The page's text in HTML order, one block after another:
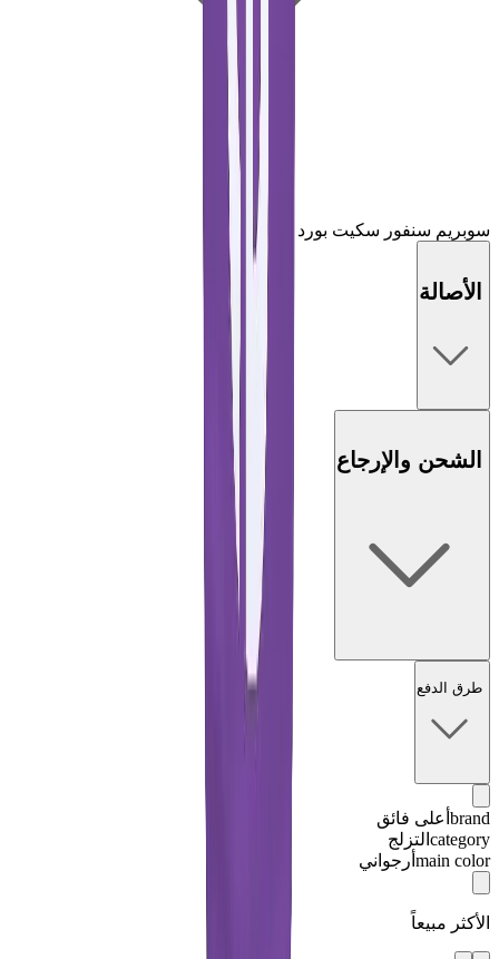
سوبريم سنفور سكيت بورد أرجواني
الأصالة
الشحن والإرجاع
طرق الدفع
brand أعلى فائق
category التزلج
main color أرجواني
الأكثر مبيعاً